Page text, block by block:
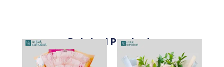
Related Products